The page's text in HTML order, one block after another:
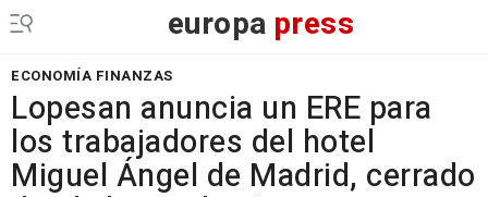
europa press
ECONOMÍA FINANZAS
Lopesan anuncia un ERE para
los trabajadores del hotel
Miguel Ángel de Madrid, cerrado